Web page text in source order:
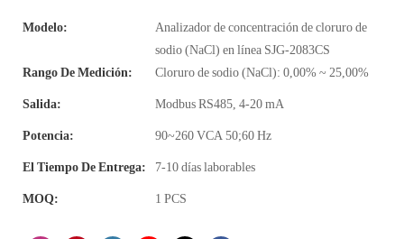
Modelo:
Analizador de concentración de cloruro de
sodio (NaCl) en línea SJG-2083CS
Rango De Medición:
Cloruro de sodio (NaCl): 0,00% ~ 25,00%
Salida: Modbus RS485, 4-20 mA
Potencia: 90~260 VCA 50;60 Hz
El Tiempo De Entrega: 7-10 días laborables
MOQ: 1 PCS